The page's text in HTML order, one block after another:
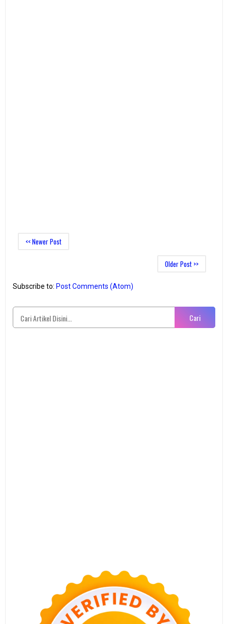
<< Newer Post
Older Post >>
Subscribe to: Post Comments (Atom)
Cari